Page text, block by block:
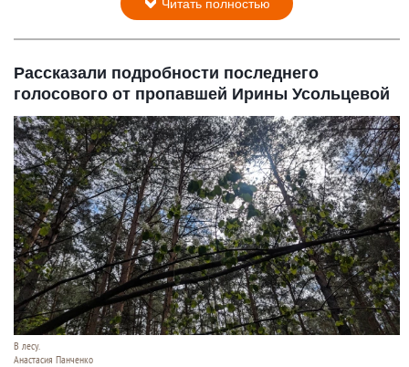
Читать полностью
Рассказали подробности последнего
голосового от пропавшей Ирины Усольцевой
В лесу.
Анастасия Панченко